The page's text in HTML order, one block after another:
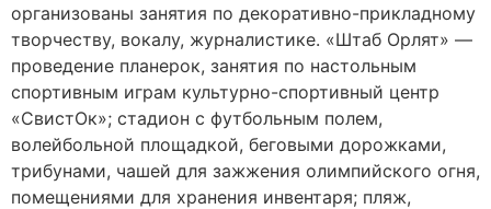
организованы занятия по декоративно-прикладному
творчеству, вокалу, журналистике. «Штаб Орлят» —
проведение планерок, занятия по настольным
спортивным играм культурно-спортивный центр
«СвистОк»; стадион с футбольным полем,
волейбольной площадкой, беговыми дорожками,
трибунами, чашей для зажжения олимпийского огня,
помещениями для хранения инвентаря; пляж,